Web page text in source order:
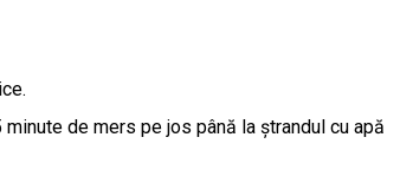
de mers pe jos până la ștrandul cu apă